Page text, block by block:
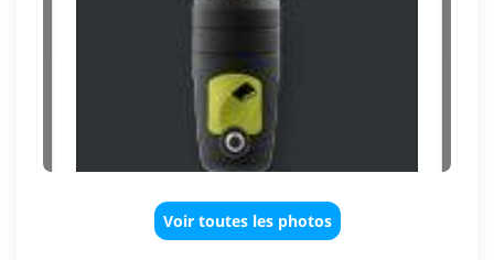
Voir toutes les photos